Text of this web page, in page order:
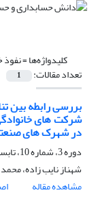
کلیدواژه‌ها =نفوذ
تعداد مقالات: 1
بررسی رابطه بین
شرکت های
در شهرک های
دوره 3، شماره 10، تابستان 1393، صفحه
شهناز نایب زاده،
مشاهده مقاله